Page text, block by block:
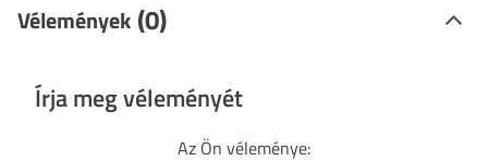
Vélemények (0)
Írja meg véleményét
Az Ön véleménye: